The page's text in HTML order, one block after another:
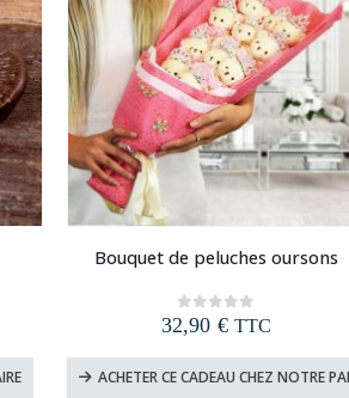
Bouquet de peluches oursons
0 out of 5
32,90 € TTC
ACHETER CE CADEAU CHEZ NOTRE